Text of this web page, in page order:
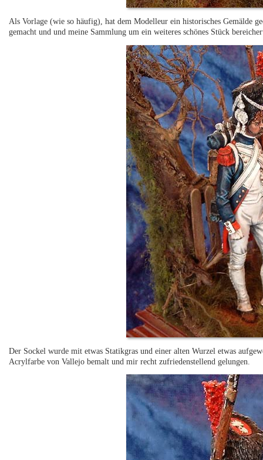
Als Vorlage (wie so häufig), hat dem Modelleur ein historisches Gemälde
gemacht und und meine Sammlung um ein weiteres schönes Stück
Der Sockel wurde mit etwas Statikgras und einer alten Wurzel etwas
Acrylfarbe von Vallejo bemalt und mir recht zufriedenstellend gelungen.